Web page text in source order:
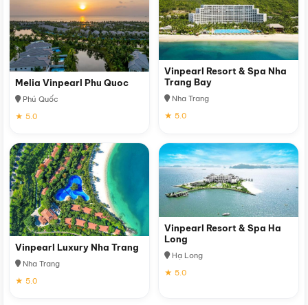
Melia Vinpearl Phu Quoc
Phú Quốc
★ 5.0
Vinpearl Resort & Spa Nha
Trang Bay
Nha Trang
★ 5.0
Vinpearl Luxury Nha Trang
Nha Trang
★ 5.0
Vinpearl Resort & Spa Ha
Long
Hạ Long
★ 5.0